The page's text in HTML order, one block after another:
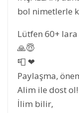
bol nimetlerle
Lütfen 60+
🙏😇
📮 ❤
Paylaşma,
Alim ile dost ol!
İlim bilir,